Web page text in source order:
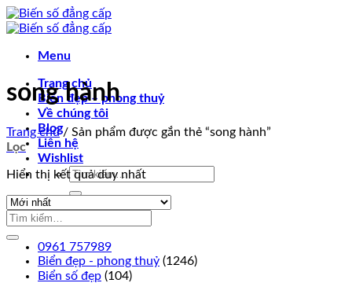
Chuyển
đến
dung
Menu
Trang chủ
Biển đẹp – phong thuỷ
Về chúng tôi
Blog
Liên hệ
Wishlist
Tìm
0961 757989
0961 757989
song hành
Trang chủ / Sản phẩm được gắn thẻ “song hành”
Lọc
Hiển thị kết quả duy nhất
Biển đẹp - phong thuỷ (1246)
Biển số đẹp (104)